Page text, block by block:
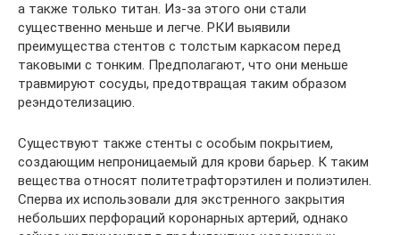
а также только титан. Из-за этого они стали
существенно меньше и легче. РКИ выявили
преимущества стентов с толстым каркасом перед
таковыми с тонким. Предполагают, что они меньше
травмируют сосуды, предотвращая таким образом
реэндотелизацию.
Существуют также стенты с особым покрытием,
создающим непроницаемый для крови барьер. К таким
вещества относят политетрафторэтилен и полиэтилен.
Сперва их использовали для экстренного закрытия
небольших перфораций коронарных артерий, однако